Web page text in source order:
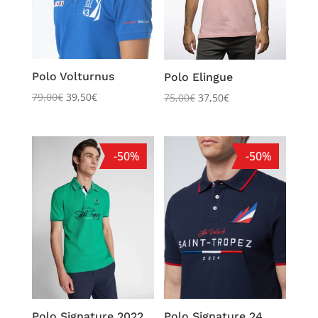
Polo Volturnus
79,00€ 39,50€
Polo Elingue
75,00€ 37,50€
-50% -50%